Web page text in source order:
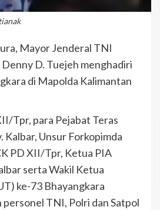
Mayor Jenderal TNI
D. Tuejeh menghadiri
di Mapolda Kalimantan
Tpr, para Pejabat Teras
Kalbar, Unsur Forkopimda
PD XII/Tpr, Ketua PIA
serta Wakil Ketua
ke-73 Bhayangkara
TNI, Polri dan Satpol